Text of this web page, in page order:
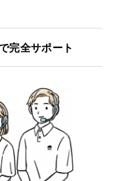
完全サポート